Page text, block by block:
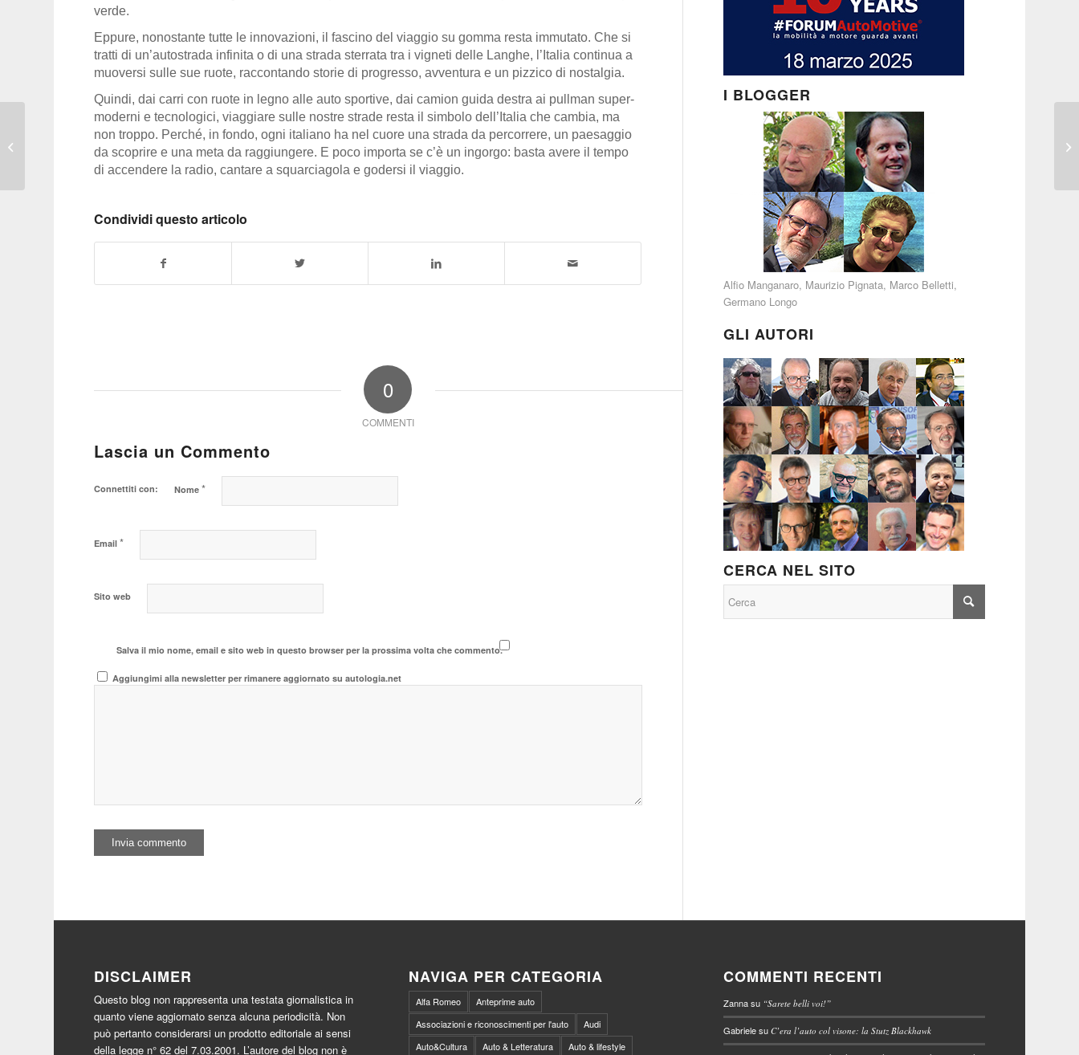
verde.
Eppure, nonostante tutte le innovazioni, il fascino del viaggio su gomma resta immutato. Che si
tratti di un’autostrada infinita o di una strada sterrata tra i vigneti delle Langhe, l’Italia continua a
muoversi sulle sue ruote, raccontando storie di progresso, avventura e un pizzico di nostalgia.
Quindi, dai carri con ruote in legno alle auto sportive, dai camion guida destra ai pullman super-
moderni e tecnologici, viaggiare sulle nostre strade resta il simbolo dell’Italia che cambia, ma
non troppo. Perché, in fondo, ogni italiano ha nel cuore una strada da percorrere, un paesaggio
da scoprire e una meta da raggiungere. E poco importa se c’è un ingorgo: basta avere il tempo
di accendere la radio, cantare a squarciagola e godersi il viaggio.
Condividi questo articolo
0
COMMENTI
Lascia un Commento
Connettiti con: Nome*
Email*
Sito web
Salva il mio nome, email e sito web in questo browser per la prossima volta che commento.
Aggiungimi alla newsletter per rimanere aggiornato su autologia.net
I BLOGGER
Alfio Manganaro, Maurizio Pignata, Marco Belletti,
Germano Longo
GLI AUTORI
CERCA NEL SITO
DISCLAIMER
Questo blog non rappresenta una testata giornalistica in
quanto viene aggiornato senza alcuna periodicità. Non
può pertanto considerarsi un prodotto editoriale ai sensi
della legge n° 62 del 7.03.2001. L’autore del blog non è
NAVIGA PER CATEGORIA
Alfa Romeo
Anteprime auto
Associazioni e riconoscimenti per l'auto
Audi
Auto&Cultura
Auto & Letteratura Auto & lifestyle
COMMENTI RECENTI
Zannasu “Sarete belli voi!”
GabrielesuC’era l’auto col visone: la Stutz Blackhawk
SCENARIO – Il Donald
transizione energetica